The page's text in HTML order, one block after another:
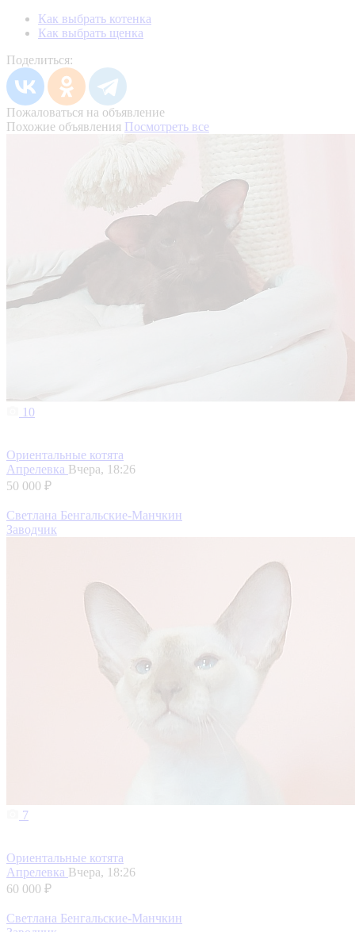
Как выбрать котенка
Как выбрать щенка
Поделиться:
Пожаловаться на объявление
Похожие объявления Посмотреть все
10
Ориентальные котята
Апрелевка Вчера, 18:26
50 000 ₽
Светлана Бенгальские-Манчкин
Заводчик
7
Ориентальные котята
Апрелевка Вчера, 18:26
60 000 ₽
Светлана Бенгальские-Манчкин